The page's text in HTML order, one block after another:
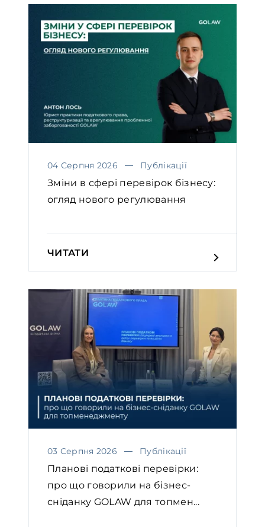
04 Серпня 2026 Публікації
Зміни в сфері перевірок бізнесу:
огляд нового регулювання
ЧИТАТИ
03 Серпня 2026 Публікації
Планові податкові перевірки:
про що говорили на бізнес-
сніданку GOLAW для топмен...